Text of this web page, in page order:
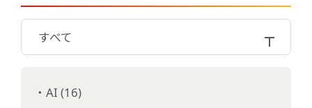
すべて
AI (16)